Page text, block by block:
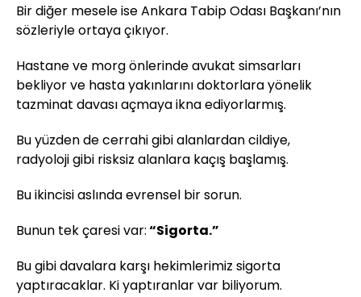
Bir diğer mesele ise Ankara Tabip Odası Başkanı’nın
sözleriyle ortaya çıkıyor.
Hastane ve morg önlerinde avukat simsarları
bekliyor ve hasta yakınlarını doktorlara yönelik
tazminat davası açmaya ikna ediyorlarmış.
Bu yüzden de cerrahi gibi alanlardan cildiye,
radyoloji gibi risksiz alanlara kaçış başlamış.
Bu ikincisi aslında evrensel bir sorun.
Bunun tek çaresi var:“Sigorta.”
Bu gibi davalara karşı hekimlerimiz sigorta
yaptıracaklar. Ki yaptıranlar var biliyorum.